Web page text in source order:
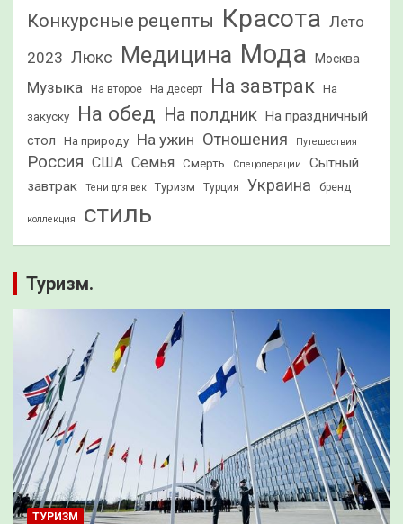
Конкурсные рецепты Красота Лето
2023 Люкс Медицина Мода Москва
Музыка На второе На десерт На завтрак На
закуску На обед На полдник На праздничный
стол
На природу На ужин Отношения Путешествия
Россия США Семья Смерть Спецоперации
Сытный
завтрак
Тени для век Туризм Турция Украина бренд
коллекция стиль
Туризм.
ТУРИЗМ